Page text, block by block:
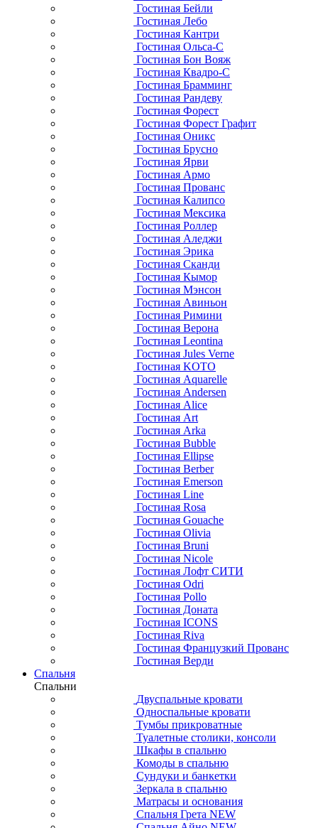
Гостиная Бейли
Гостиная Лебо
Гостиная Кантри
Гостиная Ольса-С
Гостиная Бон Вояж
Гостиная Квадро-С
Гостиная Брамминг
Гостиная Рандеву
Гостиная Форест
Гостиная Форест Графит
Гостиная Оникс
Гостиная Брусно
Гостиная Ярви
Гостиная Армо
Гостиная Прованс
Гостиная Калипсо
Гостиная Мексика
Гостиная Роллер
Гостиная Аледжи
Гостиная Эрика
Гостиная Сканди
Гостиная Кымор
Гостиная Мэнсон
Гостиная Авиньон
Гостиная Римини
Гостиная Верона
Гостиная Leontina
Гостиная Jules Verne
Гостиная KOTO
Гостиная Aquarelle
Гостиная Andersen
Гостиная Alice
Гостиная Art
Гостиная Arka
Гостиная Bubble
Гостиная Ellipse
Гостиная Berber
Гостиная Emerson
Гостиная Line
Гостиная Rosa
Гостиная Gouache
Гостиная Olivia
Гостиная Bruni
Гостиная Nicole
Гостиная Лофт СИТИ
Гостиная Odri
Гостиная Pollo
Гостиная Доната
Гостиная ICONS
Гостиная Riva
Гостиная Французкий Прованс
Гостиная Верди
Спальня
Спальни
Двуспальные кровати
Односпальные кровати
Тумбы прикроватные
Туалетные столики, консоли
Шкафы в спальню
Комоды в спальню
Сундуки и банкетки
Зеркала в спальню
Матрасы и основания
Спальня Грета NEW